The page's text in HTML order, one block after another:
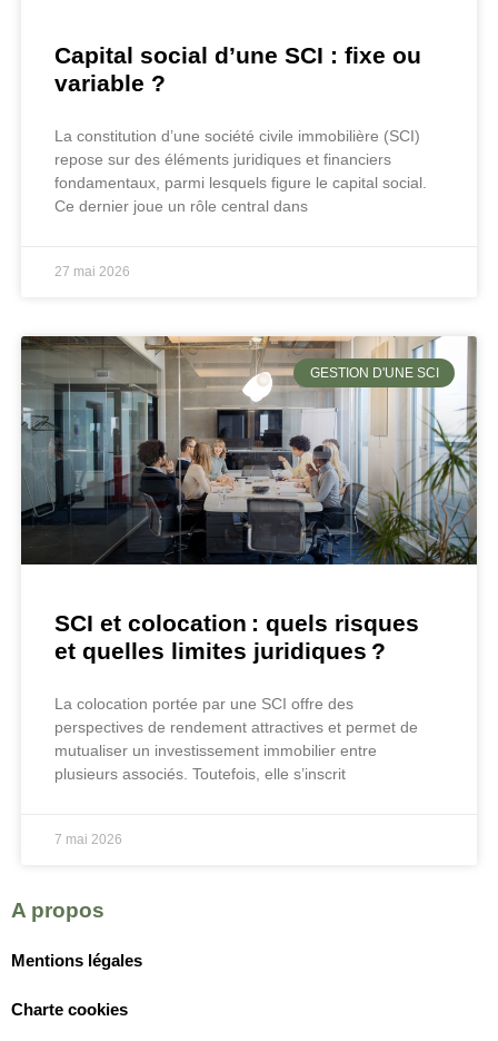
Capital social d’une SCI : fixe ou
variable ?
La constitution d’une société civile immobilière (SCI)
repose sur des éléments juridiques et financiers
fondamentaux, parmi lesquels figure le capital social.
Ce dernier joue un rôle central dans
27 mai 2026
GESTION D'UNE SCI
SCI et colocation : quels risques
et quelles limites juridiques ?
La colocation portée par une SCI offre des
perspectives de rendement attractives et permet de
mutualiser un investissement immobilier entre
plusieurs associés. Toutefois, elle s’inscrit
7 mai 2026
A propos
Mentions légales
Charte cookies